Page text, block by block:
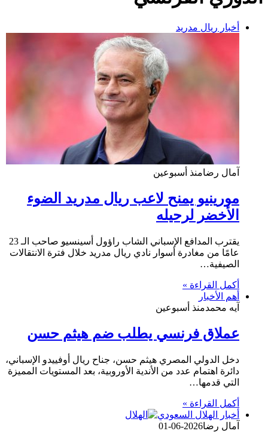
أخبار ريال مدريد
آمال رضامنذ أسبوعين
مورينيو يمنح لاعب ريال مدريد الضوء
الأخضر لرحيله
يقترب المدافع الإسباني الشاب راؤول أسينسيو صاحب الـ 23
عامًا من مغادرة أسوار نادي ريال مدريد خلال فترة الانتقالات
الصيفية…
أكمل القراءة »
أهم الأخبار
آيه محمدمنذ أسبوعين
عملاق فرنسي يطلب ضم هيثم حسن
دخل الدولي المصري هيثم حسن، جناح ريال أوفييدو الإسباني،
دائرة اهتمام عدد من الأندية الأوروبية، بعد المستويات المميزة
التي قدمها…
أكمل القراءة »
أخبار الهلال السعودي
آمال رضا2026-06-01